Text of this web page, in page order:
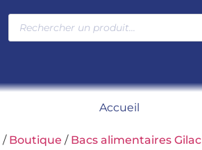
Accueil
/ Boutique / Bacs alimentaires Gilac